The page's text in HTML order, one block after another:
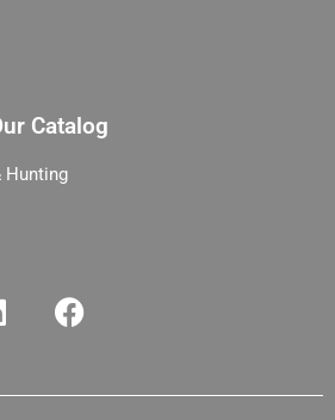
Catalog
Hunting